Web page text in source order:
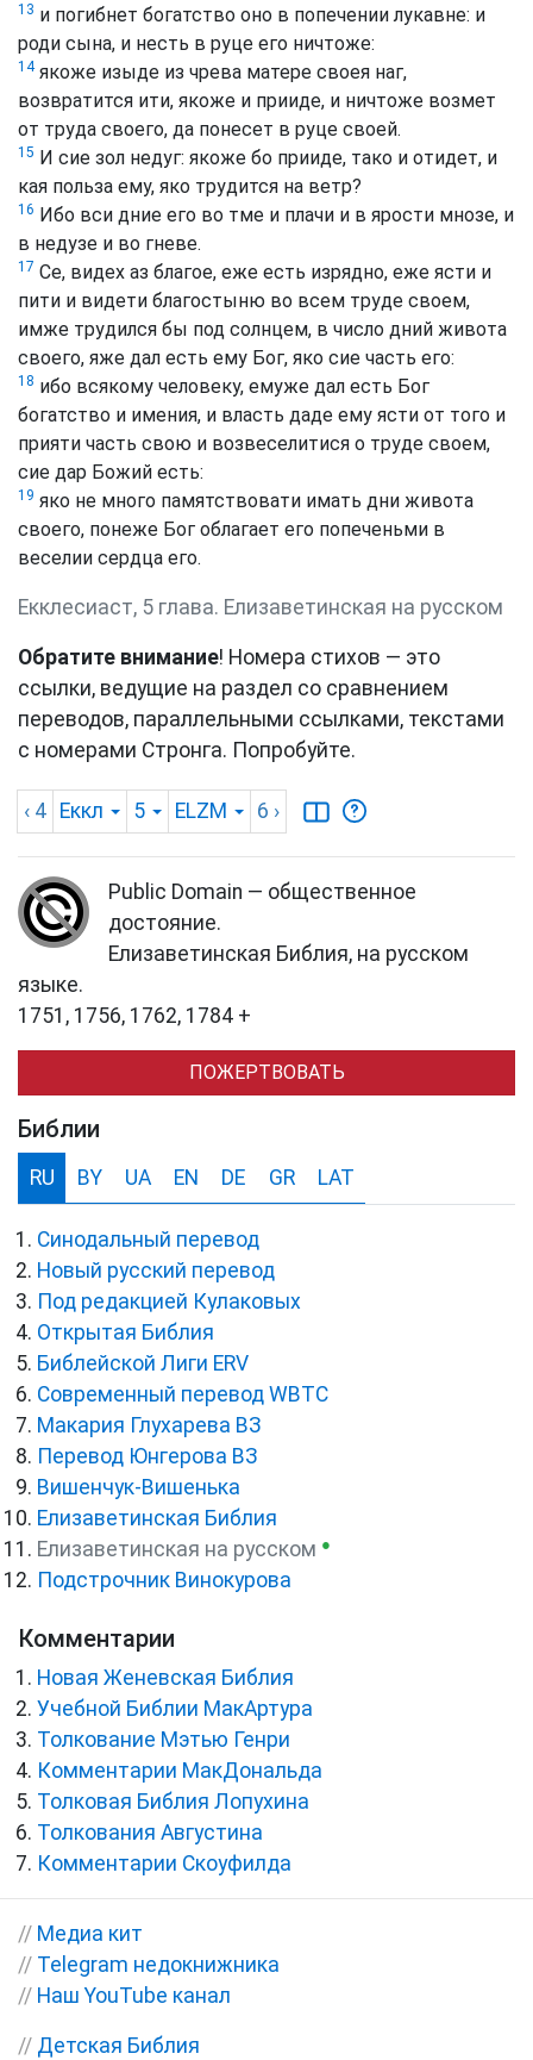
13 и погибнет богатство оно в попечении лукавне: и
роди сына, и несть в руце его ничтоже:
14якоже изыде из чрева матере своея наг,
возвратится ити, якоже и прииде, и ничтоже возмет
от труда своего, да понесет в руце своей.
15 И сие зол недуг: якоже бо прииде, тако и отидет, и
кая польза ему, яко трудится на ветр?
16 Ибо вси дние его во тме и плачи и в ярости мнозе, и
в недузе и во гневе.
17 Се, видех аз благое, еже есть изрядно, еже ясти и
пити и видети благостыню во всем труде своем,
имже трудился бы под солнцем, в число дний живота
своего, яже дал есть ему Бог, яко сие часть его:
18 ибо всякому человеку, емуже дал есть Бог
богатство и имения, и власть даде ему ясти от того и
прияти часть свою и возвеселитися о труде своем,
сие дар Божий есть:
19 яко не много памятствовати имать дни живота
своего, понеже Бог облагает его попеченьми в
веселии сердца его.
Екклесиаст, 5 глава. Елизаветинская на русском
Обратите внимание! Номера стихов — это
ссылки, ведущие на раздел со сравнением
переводов, параллельными ссылками, текстами
с номерами Стронга. Попробуйте.
‹ 4 Еккл 5 ELZM 6 ›
Public Domain — общественное
достояние.
Елизаветинская Библия, на русском
языке.
1751, 1756, 1762, 1784 +
ПОЖЕРТВОВАТЬ
Библии
RU BY UA EN DE GR LAT
Синодальный перевод
Новый русский перевод
Под редакцией Кулаковых
Открытая Библия
Библейской Лиги ERV
Cовременный перевод WBTC
Макария Глухарева ВЗ
Перевод Юнгерова ВЗ
Вишенчук-Вишенька
Елизаветинская Библия
Елизаветинская на русском ●
Подстрочник Винокурова
Комментарии
Новая Женевская Библия
Учебной Библии МакАртура
Толкование Мэтью Генри
Комментарии МакДональда
Толковая Библия Лопухина
Толкования Августина
Комментарии Скоуфилда
// Медиа кит
// Telegram недокнижника
// Наш YouTube канал
// Детская Библия